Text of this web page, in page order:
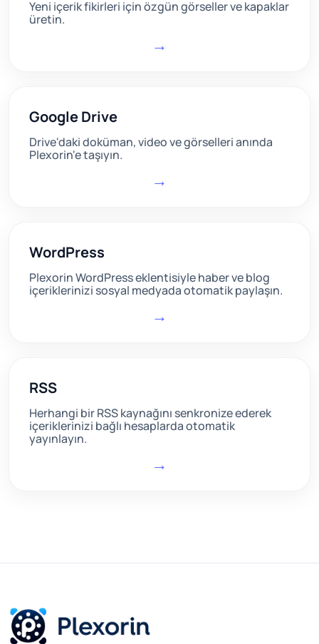
Yeni içerik fikirleri için özgün görseller ve kapaklar
üretin.
→
Google Drive
Drive'daki doküman, video ve görselleri anında
Plexorin'e taşıyın.
→
WordPress
Plexorin WordPress eklentisiyle haber ve blog
içeriklerinizi sosyal medyada otomatik paylaşın.
→
RSS
Herhangi bir RSS kaynağını senkronize ederek
içeriklerinizi bağlı hesaplarda otomatik
yayınlayın.
→